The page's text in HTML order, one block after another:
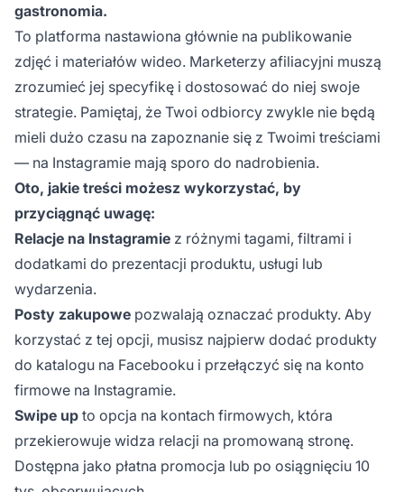
gastronomia.
To platforma nastawiona głównie na publikowanie
zdjęć i materiałów wideo. Marketerzy afiliacyjni muszą
zrozumieć jej specyfikę i dostosować do niej swoje
strategie. Pamiętaj, że Twoi odbiorcy zwykle nie będą
mieli dużo czasu na zapoznanie się z Twoimi treściami
— na Instagramie mają sporo do nadrobienia.
Oto, jakie treści możesz wykorzystać, by
przyciągnąć uwagę:
Relacje na Instagramie z różnymi tagami, filtrami i
dodatkami do prezentacji produktu, usługi lub
wydarzenia.
Posty zakupowe pozwalają oznaczać produkty. Aby
korzystać z tej opcji, musisz najpierw dodać produkty
do katalogu na Facebooku i przełączyć się na konto
firmowe na Instagramie.
Swipe up to opcja na kontach firmowych, która
przekierowuje widza relacji na promowaną stronę.
Dostępna jako płatna promocja lub po osiągnięciu 10